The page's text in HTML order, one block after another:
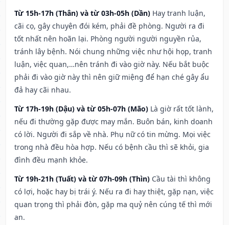
Từ 15h-17h (Thân) và từ 03h-05h (Dần) Hay tranh luận,
cãi cọ, gây chuyện đói kém, phải đề phòng. Người ra đi
tốt nhất nên hoãn lại. Phòng người người nguyền rủa,
tránh lây bệnh. Nói chung những việc như hội họp, tranh
luận, việc quan,…nên tránh đi vào giờ này. Nếu bắt buộc
phải đi vào giờ này thì nên giữ miệng để hạn ché gây ẩu
đả hay cãi nhau.
Từ 17h-19h (Dậu) và từ 05h-07h (Mão) Là giờ rất tốt lành,
nếu đi thường gặp được may mắn. Buôn bán, kinh doanh
có lời. Người đi sắp về nhà. Phụ nữ có tin mừng. Mọi việc
trong nhà đều hòa hợp. Nếu có bệnh cầu thì sẽ khỏi, gia
đình đều mạnh khỏe.
Từ 19h-21h (Tuất) và từ 07h-09h (Thìn) Cầu tài thì không
có lợi, hoặc hay bị trái ý. Nếu ra đi hay thiệt, gặp nạn, việc
quan trọng thì phải đòn, gặp ma quỷ nên cúng tế thì mới
an.